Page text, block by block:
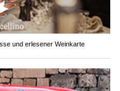
und erlesener Weinkarte